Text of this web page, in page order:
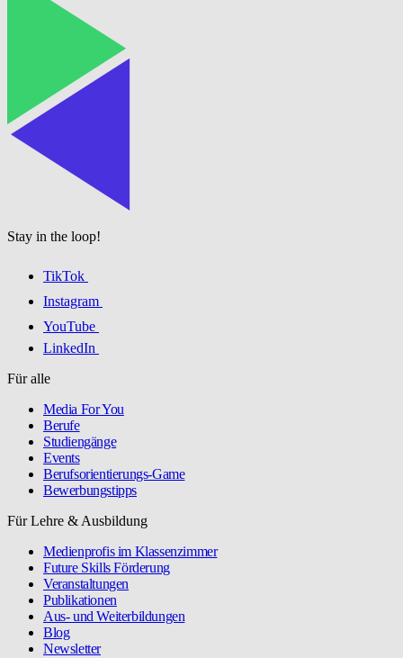
Stay in the loop!
TikTok
Instagram
YouTube
LinkedIn
Für alle
Media For You
Berufe
Studiengänge
Events
Berufsorientierungs-Game
Bewerbungstipps
Für Lehre & Ausbildung
Medienprofis im Klassenzimmer
Future Skills Förderung
Veranstaltungen
Publikationen
Aus- und Weiterbildungen
Blog
Newsletter